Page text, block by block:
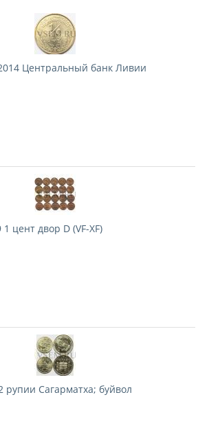
Центральный банк Ливии
цент двор D (VF-XF)
рупии Сагарматха; буйвол